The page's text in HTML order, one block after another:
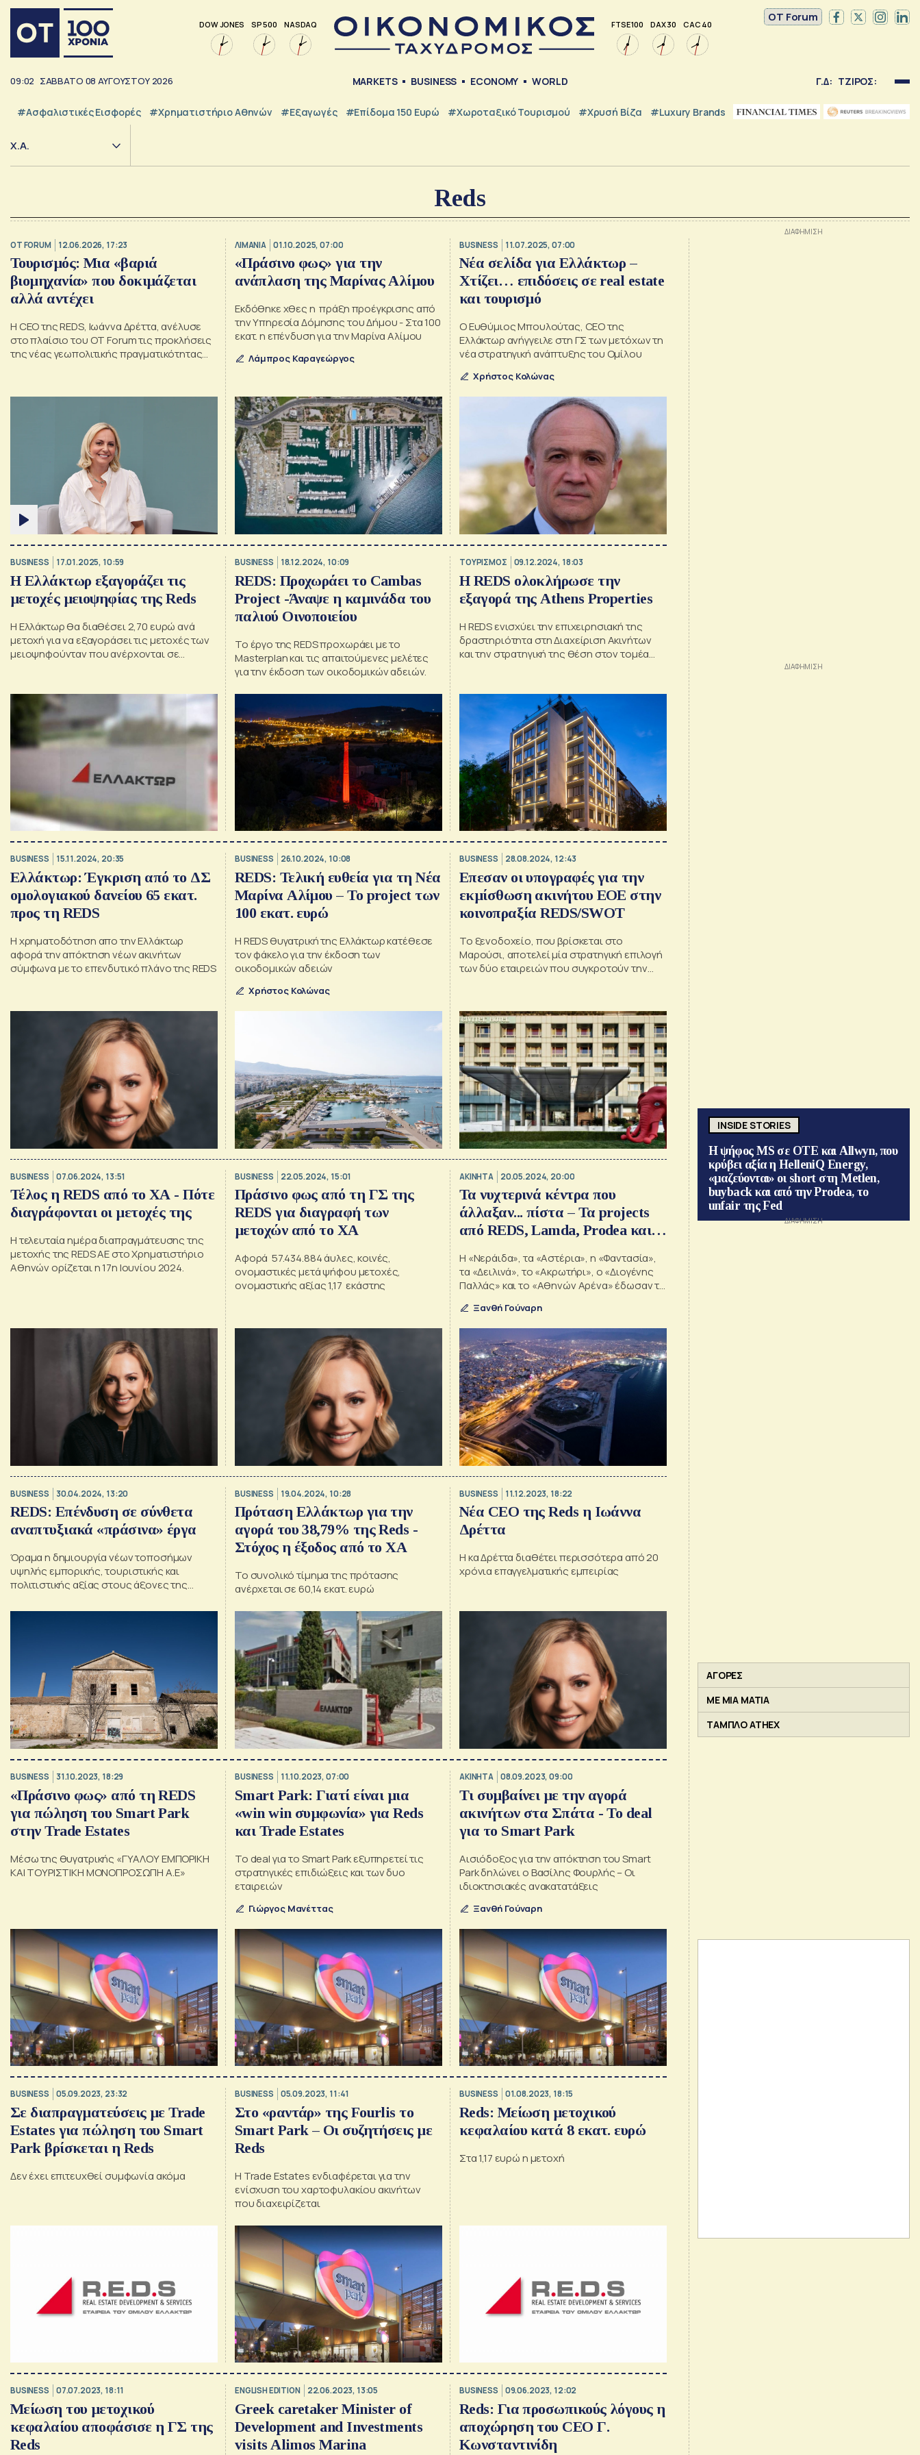
DOW JONES SP 500 NASDAQ FTSE 100 DAX 30 CAC 40
OT Forum
09:02 ΣΑΒΒΑΤΟ 08 ΑΥΓΟΥΣΤΟΥ 2026 MARKETS BUSINESS ECONOMY WORLD Γ.Δ: ΤΖΙΡΟΣ:
#Ασφαλιστικές Εισφορές #Χρηματιστήριο Αθηνών #εξαγωγές #Επίδομα 150 Ευρώ #Χωροταξικό Τουρισμού #Χρυσή Βίζα #luxury Brands
Χ.Α.
Reds
OT FORUM 12.06.2026, 17:23
Τουρισμός: Μια «βαριά
βιομηχανία» που δοκιμάζεται
αλλά αντέχει
Η CEO της REDS, Ιωάννα Δρέττα, ανέλυσε
στο πλαίσιο του ΟΤ Forum τις προκλήσεις
της νέας γεωπολιτικής πραγματικότητας
ΛΙΜΑΝΙΑ 01.10.2025, 07:00
«Πράσινο φως» για την
ανάπλαση της Μαρίνας Αλίμου
Εκδόθηκε χθες η πράξη προέγκρισης από
την Υπηρεσία Δόμησης του Δήμου - Στα 100
εκατ. η επένδυση για την Μαρίνα Αλίμου
Λάμπρος Καραγεώργος
BUSINESS 11.07.2025, 07:00
Νέα σελίδα για Ελλάκτωρ –
Χτίζει… επιδόσεις σε real estate
και τουρισμό
Ο Ευθύμιος Μπουλούτας, CEO της
Ελλάκτωρ ανήγγειλε στη ΓΣ των μετόχων τη
νέα στρατηγική ανάπτυξης του Ομίλου
Χρήστος Κολώνας
BUSINESS 17.01.2025, 10:59
Η Ελλάκτωρ εξαγοράζει τις
μετοχές μειοψηφίας της Reds
Η Ελλάκτωρ θα διαθέσει 2,70 ευρώ ανά
μετοχή για να εξαγοράσει τις μετοχές των
μειοψηφούνταν που ανέρχονται σε
BUSINESS 18.12.2024, 10:09
REDS: Προχωράει το Cambas
Project -Άναψε η καμινάδα του
παλιού Οινοποιείου
Το έργο της REDS προχωράει με το
Masterplan και τις απαιτούμενες μελέτες
για την έκδοση των οικοδομικών αδειών.
ΤΟΥΡΙΣΜΟΣ 09.12.2024, 18:03
H REDS oλοκλήρωσε την
εξαγορά της Athens Properties
Η REDS ενισχύει την επιχειρησιακή της
δραστηριότητα στη Διαχείριση Ακινήτων
και την στρατηγική της θέση στον τομέα
BUSINESS 15.11.2024, 20:35
Ελλάκτωρ: Έγκριση από το ΔΣ
ομολογιακού δανείου 65 εκατ.
προς τη REDS
Η χρηματοδότηση απο την Ελλάκτωρ
αφορά την απόκτηση νέων ακινήτων
σύμφωνα με το επενδυτικό πλάνο της REDS
BUSINESS 26.10.2024, 10:08
REDS: Τελική ευθεία για τη Νέα
Μαρίνα Αλίμου – Το project των
100 εκατ. ευρώ
Η REDS θυγατρική της Ελλάκτωρ κατέθεσε
τον φάκελο για την έκδοση των
οικοδομικών αδειών
Χρήστος Κολώνας
BUSINESS 28.08.2024, 12:43
Επεσαν οι υπογραφές για την
εκμίσθωση ακινήτου ΕΟΕ στην
κοινοπραξία REDS/SWOT
Το ξενοδοχείο, που βρίσκεται στο
Μαρούσι, αποτελεί μία στρατηγική επιλογή
των δύο εταιρειών που συγκροτούν την
BUSINESS 07.06.2024, 13:51
Τέλος η REDS από το ΧΑ - Πότε
διαγράφονται οι μετοχές της
Η τελευταία ημέρα διαπραγμάτευσης της
μετοχής της REDS AE στο Χρηματιστήριο
Αθηνών ορίζεται η 17η Ιουνίου 2024.
BUSINESS 22.05.2024, 15:01
Πράσινο φως από τη ΓΣ της
REDS για διαγραφή των
μετοχών από το ΧΑ
Αφορά 57.434.884 άυλες, κοινές,
ονομαστικές μετά ψήφου μετοχές,
ονομαστικής αξίας 1,17 εκάστης
ΑΚΙΝΗΤΑ 20.05.2024, 20:00
Τα νυχτερινά κέντρα που
άλλαξαν... πίστα – Τα projects
από REDS, Lamda, Prodea και
Η «Νεράιδα», τα «Αστέρια», η «Φαντασία»,
τα «Δειλινά», το «Ακρωτήρι», ο «Διογένης
Παλλάς» και το «Αθηνών Αρένα» έδωσαν τη
Ξανθή Γούναρη
BUSINESS 30.04.2024, 13:20
REDS: Επένδυση σε σύνθετα
αναπτυξιακά «πράσινα» έργα
Όραμα η δημιουργία νέων τοποσήμων
υψηλής εμπορικής, τουριστικής και
πολιτιστικής αξίας στους άξονες της
BUSINESS 19.04.2024, 10:28
Πρόταση Ελλάκτωρ για την
αγορά του 38,79% της Reds -
Στόχος η έξοδος από το ΧΑ
Το συνολικό τίμημα της πρότασης
ανέρχεται σε 60,14 εκατ. ευρώ
BUSINESS 11.12.2023, 18:22
Νέα CEO της Reds η Ιωάννα
Δρέττα
Η κα Δρέττα διαθέτει περισσότερα από 20
χρόνια επαγγελματικής εμπειρίας
BUSINESS 31.10.2023, 18:29
«Πράσινο φως» από τη REDS
για πώληση του Smart Park
στην Trade Estates
Μέσω της θυγατρικής «ΓΥΑΛΟΥ ΕΜΠΟΡΙΚΗ
ΚΑΙ ΤΟΥΡΙΣΤΙΚΗ ΜΟΝΟΠΡΟΣΩΠΗ Α.Ε»
BUSINESS 11.10.2023, 07:00
Smart Park: Γιατί είναι μια
«win win συμφωνία» για Reds
και Trade Estates
Το deal για το Smart Park εξυπηρετεί τις
στρατηγικές επιδιώξεις και των δυο
εταιρειών
Γιώργος Μανέττας
ΑΚΙΝΗΤΑ 08.09.2023, 09:00
Τι συμβαίνει με την αγορά
ακινήτων στα Σπάτα - To deal
για το Smart Park
Αισιόδοξος για την απόκτηση του Smart
Park δηλώνει ο Βασίλης Φουρλής – Οι
ιδιοκτησιακές ανακατατάξεις
Ξανθή Γούναρη
BUSINESS 05.09.2023, 23:32
Σε διαπραγματεύσεις με Trade
Estates για πώληση του Smart
Park βρίσκεται η Reds
Δεν έχει επιτευχθεί συμφωνία ακόμα
BUSINESS 05.09.2023, 11:41
Στο «ραντάρ» της Fourlis το
Smart Park – Οι συζητήσεις με
Reds
Η Trade Estates ενδιαφέρεται για την
ενίσχυση του χαρτοφυλακίου ακινήτων
που διαχειρίζεται
BUSINESS 01.08.2023, 18:15
Reds: Μείωση μετοχικού
κεφαλαίου κατά 8 εκατ. ευρώ
Στα 1,17 ευρώ η μετοχή
BUSINESS 07.07.2023, 18:11
Μείωση του μετοχικού
κεφαλαίου αποφάσισε η ΓΣ της
Reds
ENGLISH EDITION 22.06.2023, 13:05
Greek caretaker Minister of
Development and Investments
visits Alimos Marina
BUSINESS 09.06.2023, 12:02
Reds: Για προσωπικούς λόγους η
αποχώρηση του CEO Γ.
Κωνσταντινίδη
INSIDE STORIES
Η ψήφος MS σε ΟΤΕ και Allwyn, που
κρύβει αξία η HelleniQ Energy,
«μαζεύονται» οι short στη Metlen,
buyback και από την Prodea, το
unfair της Fed
ΑΓΟΡΕΣ
ΜΕ ΜΙΑ ΜΑΤΙΑ
ΤΑΜΠΛΟ ATHEX